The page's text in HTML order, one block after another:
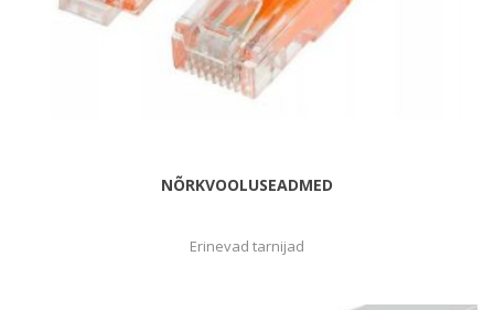
NÕRKVOOLUSEADMED
Erinevad tarnijad